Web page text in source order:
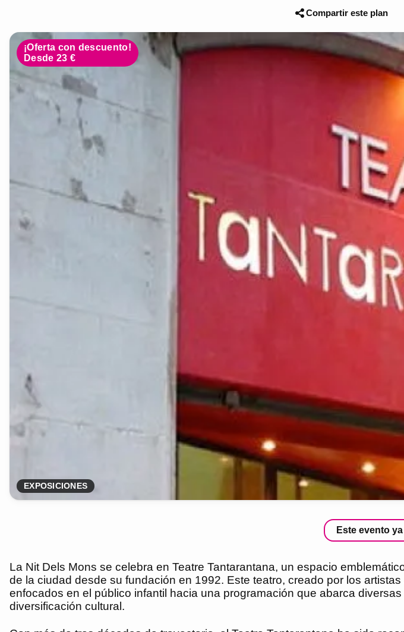
Compartir este plan
¡Oferta con descuento!
Desde 23 €
EXPOSICIONES
Este evento
La Nit Dels Mons se celebra en Teatre Tantarantana, un espacio
de la ciudad desde su fundación en 1992. Este teatro, creado por los
enfocados en el público infantil hacia una programación que abarca
diversificación cultural.